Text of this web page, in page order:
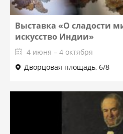
Выставка «О сладости
искусство Индии»
4 июня – 4 октября
Дворцовая площадь, 6/8